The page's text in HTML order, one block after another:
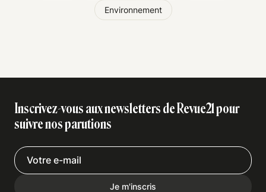
Environnement
Inscrivez-vous aux newsletters de Revue21 pour
suivre nos parutions
Je m'inscris